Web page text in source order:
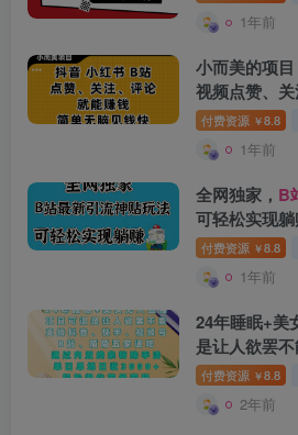
1年前
小而美的项目
视频点赞、
单无脑立见收
付费资源 ￥8.8
1年前
全网独家， B
可轻松实现
付费资源 ￥8.8
1年前
24年睡眠+美
是让人欲罢
视频号、B站
内置线条特
3000+，轻松
付费资源 ￥8.8
2年前